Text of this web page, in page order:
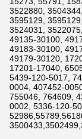
3522880,
3595129,
3524031,
49135-30100,
49183-30100,
49179-30120,
17201-17040,
5439-120-5017,
0004, 407452-
755046, 764609,
0002, 5336-120-